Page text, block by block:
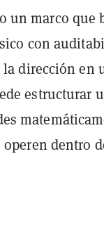
un marco que
con
dirección en
estructurar
dentro